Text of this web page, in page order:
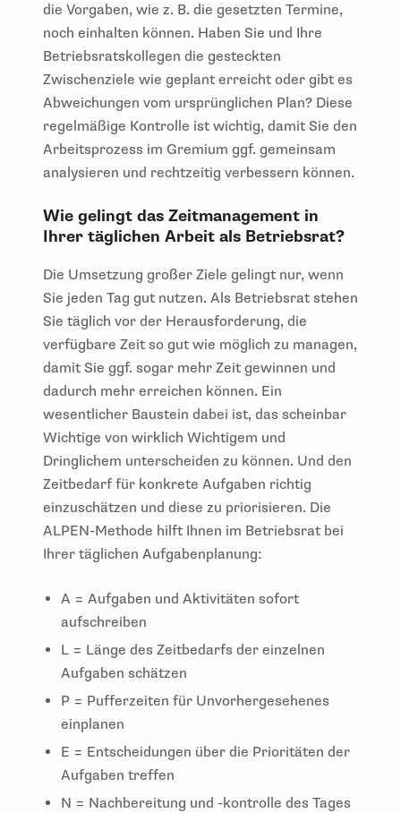
die Vorgaben, wie z. B. die gesetzten Termine,
noch einhalten können. Haben Sie und Ihre
Betriebsratskollegen die gesteckten
Zwischenziele wie geplant erreicht oder gibt es
Abweichungen vom ursprünglichen Plan? Diese
regelmäßige Kontrolle ist wichtig, damit Sie den
Arbeitsprozess im Gremium ggf. gemeinsam
analysieren und rechtzeitig verbessern können.
Wie gelingt das Zeitmanagement in
Ihrer täglichen Arbeit als Betriebsrat?
Die Umsetzung großer Ziele gelingt nur, wenn
Sie jeden Tag gut nutzen. Als Betriebsrat stehen
Sie täglich vor der Herausforderung, die
verfügbare Zeit so gut wie möglich zu managen,
damit Sie ggf. sogar mehr Zeit gewinnen und
dadurch mehr erreichen können. Ein
wesentlicher Baustein dabei ist, das scheinbar
Wichtige von wirklich Wichtigem und
Dringlichem unterscheiden zu können. Und den
Zeitbedarf für konkrete Aufgaben richtig
einzuschätzen und diese zu priorisieren. Die
ALPEN-Methode hilft Ihnen im Betriebsrat bei
Ihrer täglichen Aufgabenplanung:
A = Aufgaben und Aktivitäten sofort
aufschreiben
L = Länge des Zeitbedarfs der einzelnen
Aufgaben schätzen
P = Pufferzeiten für Unvorhergesehenes
einplanen
E = Entscheidungen über die Prioritäten der
Aufgaben treffen
N = Nachbereitung und -kontrolle des Tages